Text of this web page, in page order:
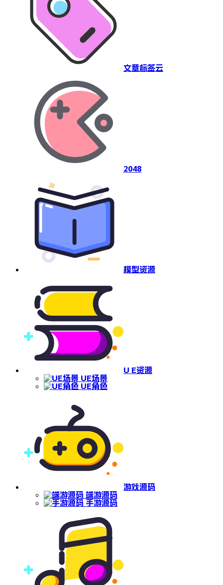
文章标签云
2048
模型资源
U E资源
UE场景
UE角色
游戏源码
端游源码
手游源码